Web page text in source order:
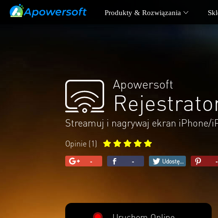
Produkty & Rozwiązania
Apowersoft
Streamuj i nagrywaj ekran iPhone/
Opinie (1)
- Udostępniaj
- Udostępniaj -
CNET Pobranie
Copyright © 2025 WANGXU TECHNOLOGY